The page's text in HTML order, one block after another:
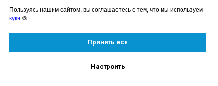
Пользуясь нашим сайтом, вы соглашаетесь с тем, что мы используем
куки 🍪
Принять все
Настроить
Читайте также: